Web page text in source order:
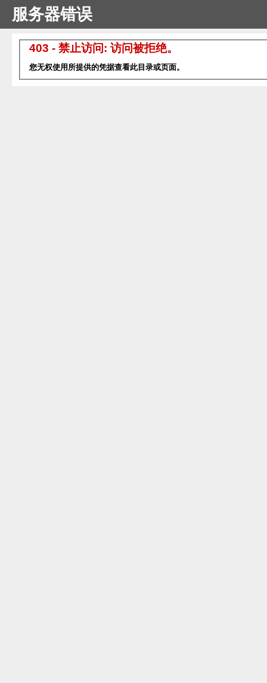
服务器错误
403 - 禁止访问: 访问被拒绝。
您无权使用所提供的凭据查看此目录或页面。